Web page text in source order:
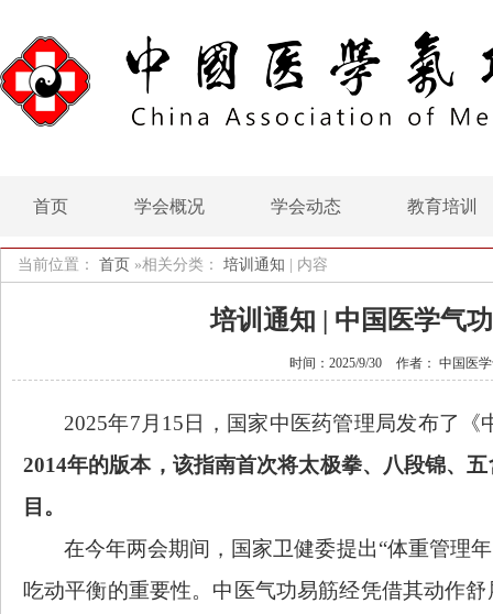
首页 学会概况 学会动态 教育培训
当前位置： 首页 »相关分类： 培训通知 内容
培训通知 | 中国医学气
时间：2025/9/30 作者： 中国医
2025年7月15日，国家中医药管理局发布了
2014年的版本，该指南首次将太极拳、八段锦、
目。
在今年两会期间，国家卫健委提出“体重管理
吃动平衡的重要性。中医气功易筋经凭借其动作